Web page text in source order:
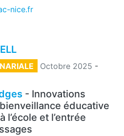
nice.fr
Octobre 2025 -
- Innovations
éducative
et l’entrée